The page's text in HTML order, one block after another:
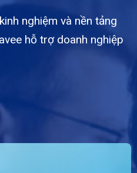
nghiệm và nền tảng
hỗ trợ doanh nghiệp